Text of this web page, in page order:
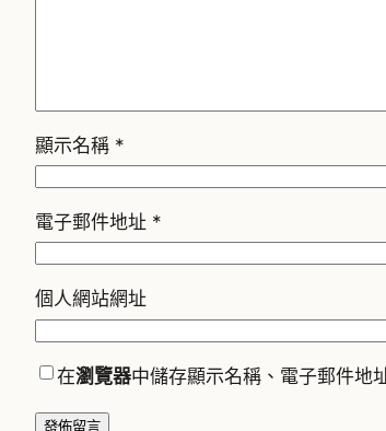
顯示名稱 *
電子郵件地址 *
個人網站網址
在瀏覽器中儲存顯示名稱、電子郵件地